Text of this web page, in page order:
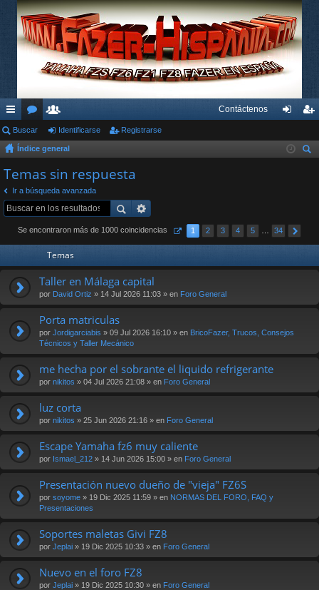
nl
ac
es
rá
pi
or
os
su
ari
os
Contáctenos
nti ist
Buscar Identificarse Registrarse
Índice general
Temas sin respuesta
Ir a búsqueda avanzada
Se encontraron más de 1000 coincidencias 1 2 3 4 5 34
Temas
Taller en Málaga capital
por David Ortiz » 14 Jul 2026 11:03 » en Foro General
Porta matriculas
por Jordigarciabis » 09 Jul 2026 16:10 » en BricoFazer, Trucos, Consejos
Técnicos y Taller Mecánico
me hecha por el sobrante el liquido refrigerante
por nikitos » 04 Jul 2026 21:08 » en Foro General
luz corta
por nikitos » 25 Jun 2026 21:16 » en Foro General
Escape Yamaha fz6 muy caliente
por Ismael_212 » 14 Jun 2026 15:00 » en Foro General
Presentación nuevo dueño de "vieja" FZ6S
por soyome » 19 Dic 2025 11:59 » en NORMAS DEL FORO, FAQ y
Presentaciones
Soportes maletas Givi FZ8
por Jeplai » 19 Dic 2025 10:33 » en Foro General
Nuevo en el foro FZ8
por Jeplai » 19 Dic 2025 10:30 » en Foro General